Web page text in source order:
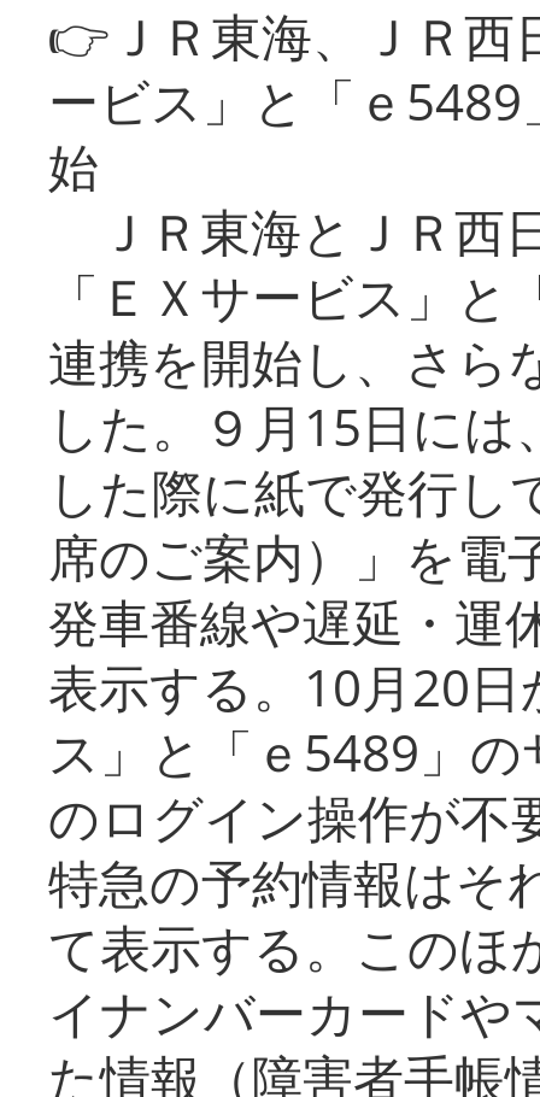
👉ＪＲ東海、ＪＲ
ービス」と「ｅ
始
ＪＲ東海とＪＲ西
「ＥＸサービス」
連携を開始し、さら
した。９月15日に
した際に紙で発行し
席のご案内）」を電
発車番線や遅延・運
表示する。10月20
ス」と「ｅ5489」
のログイン操作が不
特急の予約情報はそ
て表示する。このほ
イナンバーカードや
た情報（障害者手帳